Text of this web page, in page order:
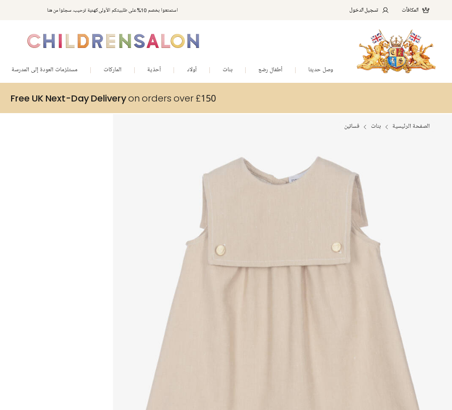
استمتعوا بخصم 10% على طلبيتكم الأولى كهدية ترحيب. سجلوا من هنا المكافآت تسجيل الدخول
وصل حديثا أطفال رضع بنات أولاد أحذية الماركات مستلزمات العودة إلى المدرسة
Free UK Next-Day Deliveryon orders over £150
الصفحة الرئيسية بنات فساتين